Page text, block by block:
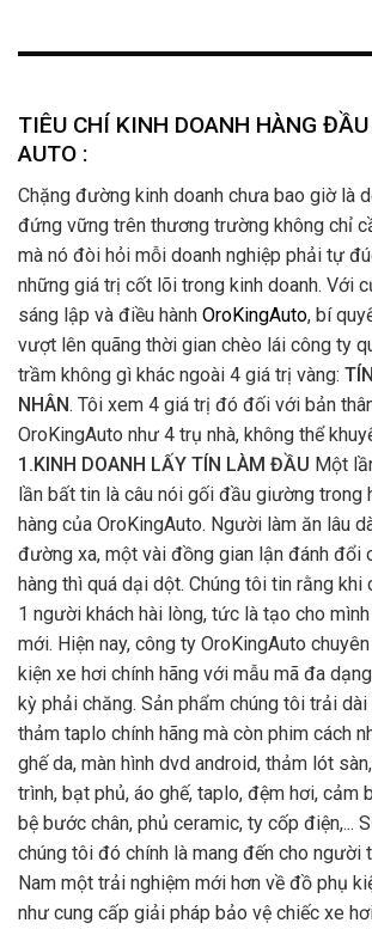
TIÊU CHÍ KINH DOANH HÀNG
AUTO :
Chặng đường kinh doanh chưa bao giờ là
đứng vững trên thương trường không chỉ
mà nó đòi hỏi mỗi doanh nghiệp phải tự
những giá trị cốt lõi trong kinh doanh. Với
sáng lập và điều hành OroKingAuto, bí
vượt lên quãng thời gian chèo lái công ty
trầm không gì khác ngoài 4 giá trị vàng:
NHÂN. Tôi xem 4 giá trị đó đối với bản
OroKingAuto như 4 trụ nhà, không thể
1.KINH DOANH LẤY TÍN LÀM ĐẦU Một
lần bất tin là câu nói gối đầu giường trong
hàng của OroKingAuto. Người làm ăn lâu
đường xa, một vài đồng gian lận đánh đổi
hàng thì quá dại dột. Chúng tôi tin rằng khi
1 người khách hài lòng, tức là tạo cho
mới. Hiện nay, công ty OroKingAuto
kiện xe hơi chính hãng với mẫu mã đa
kỳ phải chăng. Sản phẩm chúng tôi trải
thảm taplo chính hãng mà còn phim cách
ghế da, màn hình dvd android, thảm lót
trình, bạt phủ, áo ghế, taplo, đệm hơi, cảm
bệ bước chân, phủ ceramic, ty cốp điện,...
chúng tôi đó chính là mang đến cho người
Nam một trải nghiệm mới hơn về đồ phụ
như cung cấp giải pháp bảo vệ chiếc xe